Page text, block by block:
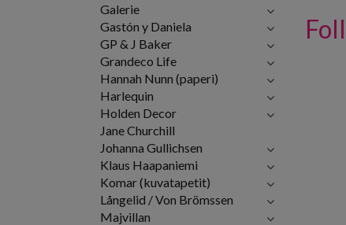
Galerie
Gastón y Daniela
GP & J Baker
Grandeco Life
Hannah Nunn (paperi)
Harlequin
Holden Decor
Jane Churchill
Johanna Gullichsen
Klaus Haapaniemi
Komar (kuvatapetit)
Långelid / Von Brömssen
Majvillan